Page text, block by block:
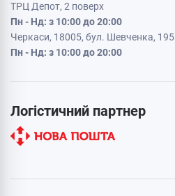
ТРЦ Депот, 2 поверх
Пн - Нд: з 10:00 до 20:00
Черкаси, 18005, бул. Шевченка, 195
Пн - Нд: з 10:00 до 20:00
Логістичний партнер